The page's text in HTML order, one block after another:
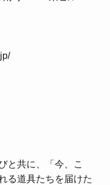
と共に、「今、こ
る道具たちを届けた